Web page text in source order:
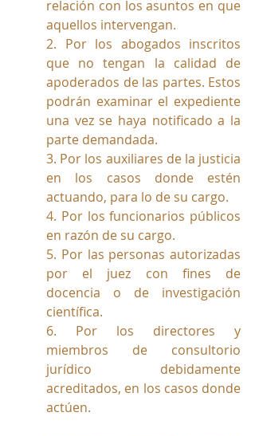
relación con los asuntos en que
aquellos intervengan.
2. Por los abogados inscritos
que no tengan la calidad de
apoderados de las partes. Estos
podrán examinar el expediente
una vez se haya notificado a la
parte demandada.
3. Por los auxiliares de la justicia
en los casos donde estén
actuando, para lo de su cargo.
4. Por los funcionarios públicos
en razón de su cargo.
5. Por las personas autorizadas
por el juez con fines de
docencia o de investigación
científica.
6. Por los directores y
miembros de consultorio
jurídico debidamente
acreditados, en los casos donde
actúen.